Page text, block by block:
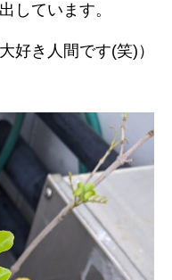
しています。
好き人間です(笑)）